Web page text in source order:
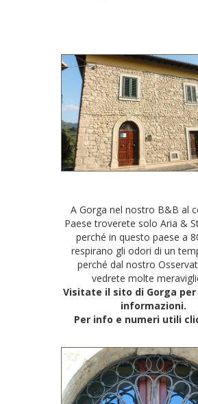
A Gorga nel nostro B&B al
Paese troverete solo Aria &
perché in questo paese a
respirano gli odori di un
perché dal nostro
vedrete molte
Visitate il sito di Gorga
informazioni.
Per info e numeri utili